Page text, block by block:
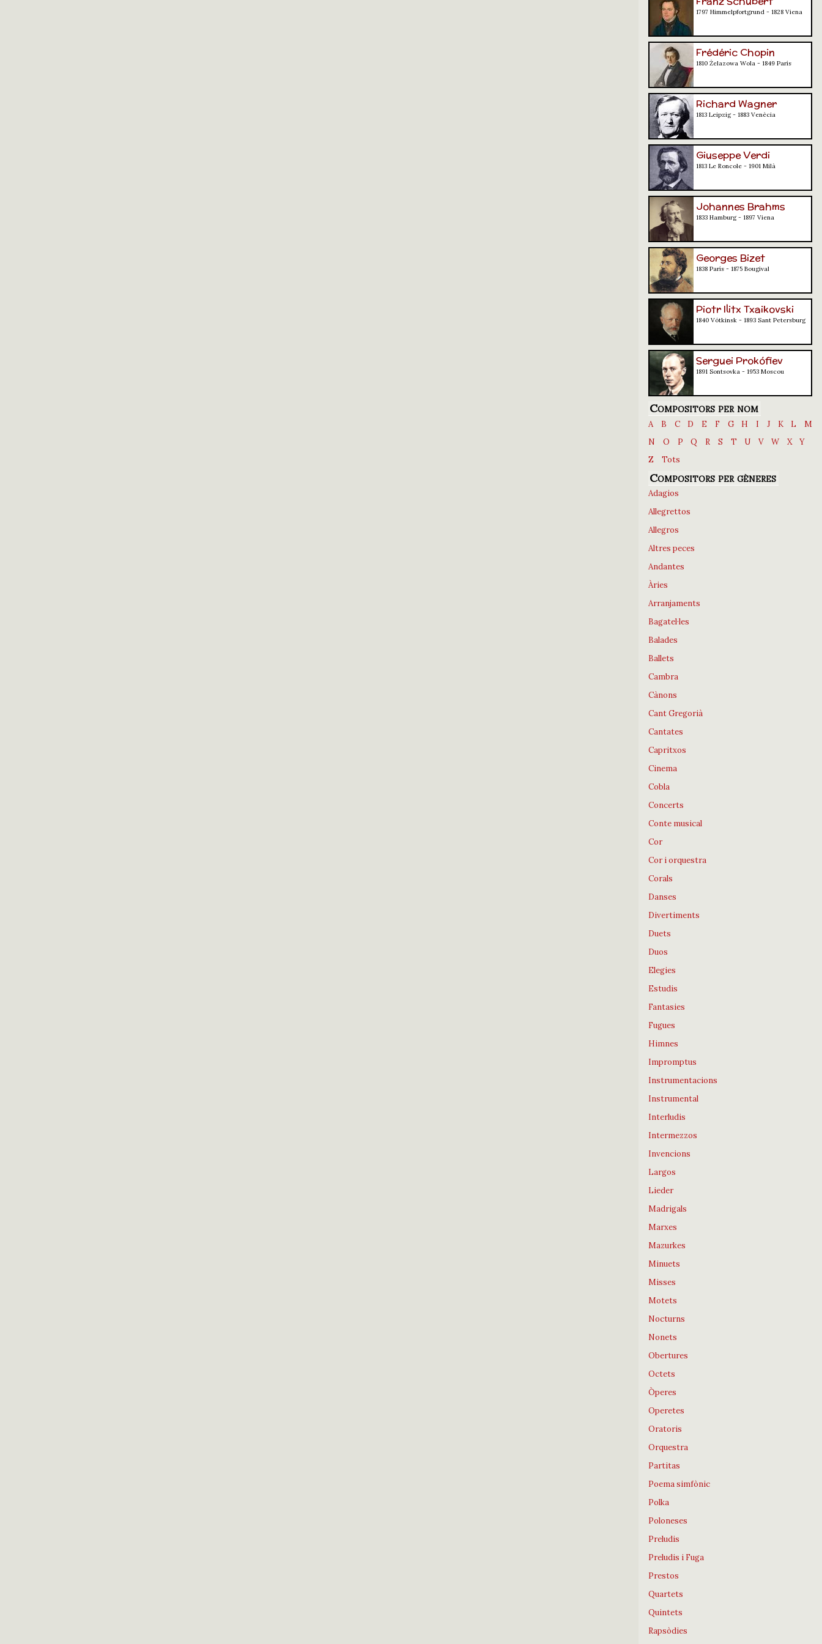
1797 Himmelpfortgrund - 1828 Viena
Frédéric Chopin
1810 Żelazowa Wola - 1849 París
Richard Wagner
1813 Leipzig - 1883 Venècia
Giuseppe Verdi
1813 Le Roncole - 1901 Milà
Johannes Brahms
1833 Hamburg - 1897 Viena
Georges Bizet
1838 París - 1875 Bougival
Piotr Ilitx Txaikovski
1840 Vótkinsk - 1893 Sant Petersburg
Serguei Prokófiev
1891 Sontsovka - 1953 Moscou
Compositors per nom
A B C D E F G H I J K L
M
N
O P Q R S T U V W X
Y
Z
Tots
Compositors per gèneres
Adagios
Allegrettos
Allegros
Altres peces
Andantes
Àries
Arranjaments
Bagatel·les
Balades
Ballets
Cambra
Cànons
Cant Gregorià
Cantates
Capritxos
Cinema
Cobla
Concerts
Conte musical
Cor
Cor i orquestra
Corals
Danses
Divertiments
Duets
Duos
Elegies
Estudis
Fantasies
Fugues
Himnes
Impromptus
Instrumentacions
Instrumental
Interludis
Intermezzos
Invencions
Largos
Lieder
Madrigals
Marxes
Mazurkes
Minuets
Misses
Motets
Nocturns
Nonets
Obertures
Octets
Òperes
Operetes
Oratoris
Orquestra
Partitas
Poema simfònic
Polka
Poloneses
Preludis
Preludis i Fuga
Prestos
Quartets
Quintets
Rapsòdies